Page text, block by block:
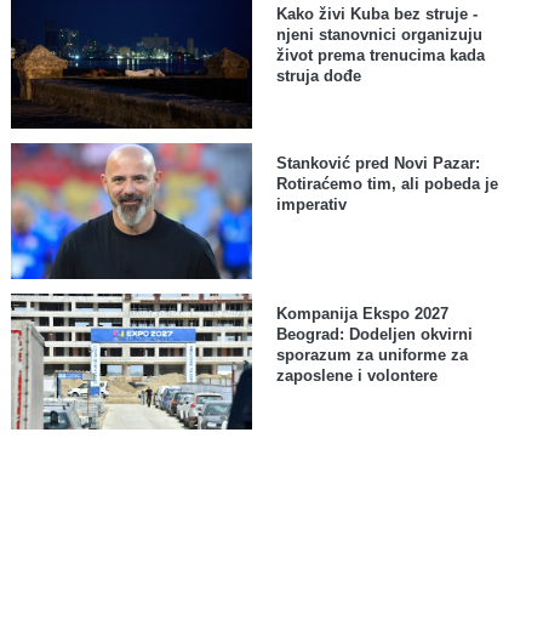
Kako živi Kuba bez struje -
njeni stanovnici organizuju
život prema trenucima kada
struja dođe
Stanković pred Novi Pazar:
Rotiraćemo tim, ali pobeda je
imperativ
Kompanija Ekspo 2027
Beograd: Dodeljen okvirni
sporazum za uniforme za
zaposlene i volontere